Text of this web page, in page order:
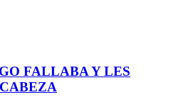
FALLABA Y LES